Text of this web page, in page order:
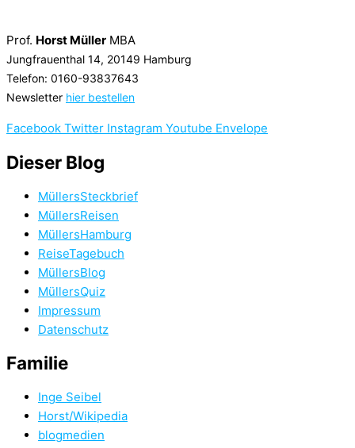
Prof. Horst Müller MBA
Jungfrauenthal 14, 20149 Hamburg
Telefon: 0160-93837643
Newsletter hier bestellen
Facebook Twitter Instagram Youtube Envelope
Dieser Blog
MüllersSteckbrief
MüllersReisen
MüllersHamburg
ReiseTagebuch
MüllersBlog
MüllersQuiz
Impressum
Datenschutz
Familie
Inge Seibel
Horst/Wikipedia
blogmedien